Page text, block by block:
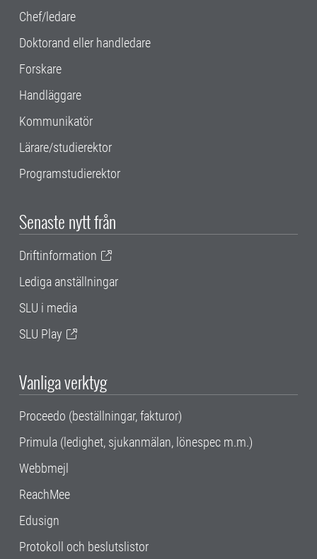
Chef/ledare
Doktorand eller handledare
Forskare
Handläggare
Kommunikatör
Lärare/studierektor
Programstudierektor
Senaste nytt från
Driftinformation
Lediga anställningar
SLU i media
SLU Play
Vanliga verktyg
Proceedo (beställningar, fakturor)
Primula (ledighet, sjukanmälan, lönespec m.m.)
Webbmejl
ReachMee
Edusign
Protokoll och beslutslistor